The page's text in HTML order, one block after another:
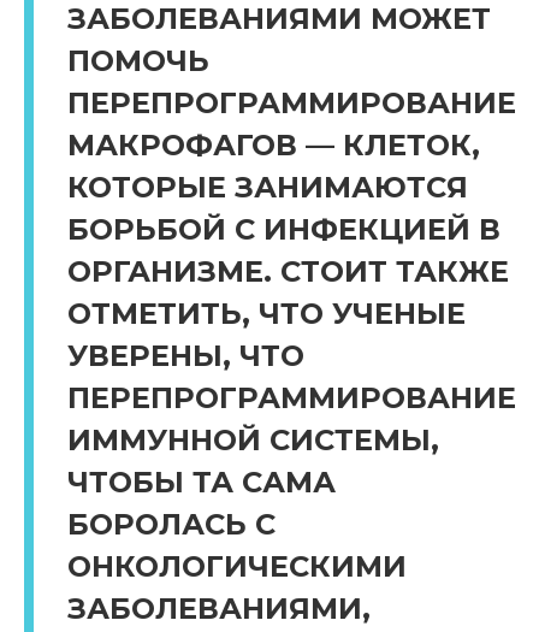
ЗАБОЛЕВАНИЯМИ МОЖЕТ
ПОМОЧЬ
ПЕРЕПРОГРАММИРОВАНИЕ
МАКРОФАГОВ — КЛЕТОК,
КОТОРЫЕ ЗАНИМАЮТСЯ
БОРЬБОЙ С ИНФЕКЦИЕЙ В
ОРГАНИЗМЕ. СТОИТ ТАКЖЕ
ОТМЕТИТЬ, ЧТО УЧЕНЫЕ
УВЕРЕНЫ, ЧТО
ПЕРЕПРОГРАММИРОВАНИЕ
ИММУННОЙ СИСТЕМЫ,
ЧТОБЫ ТА САМА
БОРОЛАСЬ С
ОНКОЛОГИЧЕСКИМИ
ЗАБОЛЕВАНИЯМИ,